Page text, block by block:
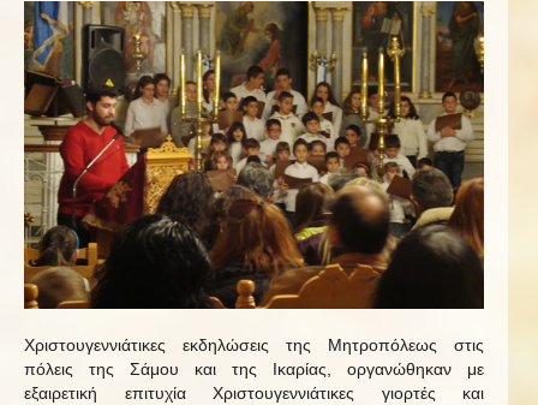
Χριστουγεννιάτικες εκδηλώσεις της Μητροπόλεως στις
πόλεις της Σάμου και της Ικαρίας, οργανώθηκαν με
εξαιρετική επιτυχία Χριστουγεννιάτικες γιορτές και